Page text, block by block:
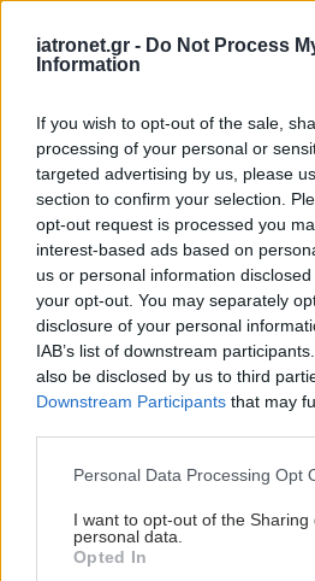
iatronet.gr - Do Not Process
Information
If you wish to opt-out of the sale,
processing of your personal or
targeted advertising by us, please
section to confirm your selection.
opt-out request is processed you
interest-based ads based on
us or personal information
your opt-out. You may separately
disclosure of your personal
IAB’s list of downstream
also be disclosed by us to third
Downstream Participants that may
Please note that this website/app
not limited to your visit or usage
grant or deny consent to Google
use your data for below specified
Personal Data Processing Opt
I want to opt-out of the Sharing
personal data.
Opted In